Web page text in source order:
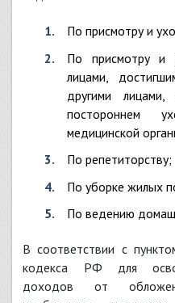
по присмотру и
по присмотру и уходу за больными, за
лицами,
другими
постороннем
медицинской
по репетиторству;
по уборке жилых
по ведению
В соответствии с
кодекса РФ для
доходов от